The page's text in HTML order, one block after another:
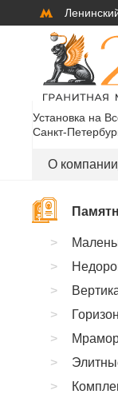
Установка на
Санкт-
О компании